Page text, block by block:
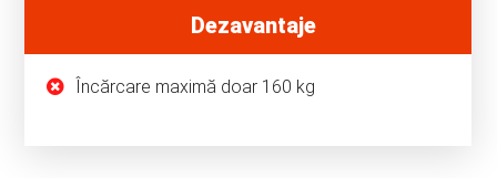
Dezavantaje
Încărcare maximă doar 160 kg